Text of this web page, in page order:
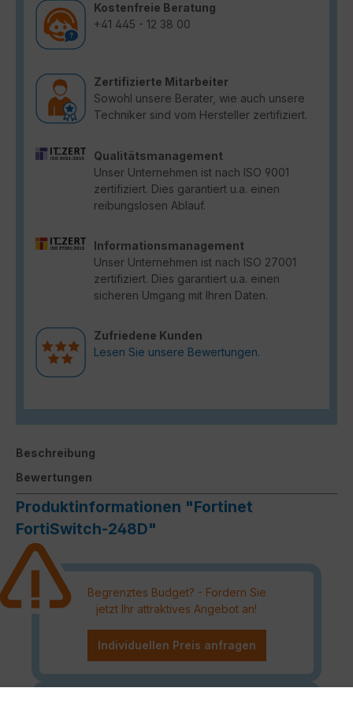
Kostenfreie Beratung
+41 445 - 12 38 00
Zertifizierte Mitarbeiter
Sowohl unsere Berater, wie auch unsere
Techniker sind vom Hersteller zertifiziert.
Qualitätsmanagement
Unser Unternehmen ist nach ISO 9001
zertifiziert. Dies garantiert u.a. einen
reibungslosen Ablauf.
Informationsmanagement
Unser Unternehmen ist nach ISO 27001
zertifiziert. Dies garantiert u.a. einen
sicheren Umgang mit Ihren Daten.
Zufriedene Kunden
Lesen Sie unsere Bewertungen.
Beschreibung
Bewertungen
Produktinformationen "Fortinet
FortiSwitch-248D"
Begrenztes Budget? - Fordern Sie
jetzt Ihr attraktives Angebot an!
Individuellen Preis anfragen